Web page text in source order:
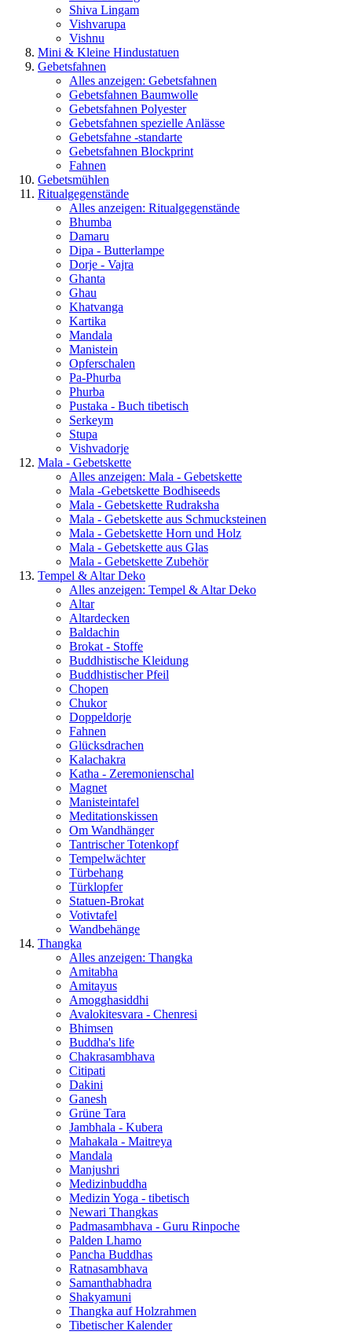
Shiva Lingam
Vishvarupa
Vishnu
Mini & Kleine Hindustatuen
Gebetsfahnen
Alles anzeigen: Gebetsfahnen
Gebetsfahnen Baumwolle
Gebetsfahnen Polyester
Gebetsfahnen spezielle Anlässe
Gebetsfahne -standarte
Gebetsfahnen Blockprint
Fahnen
Gebetsmühlen
Ritualgegenstände
Alles anzeigen: Ritualgegenstände
Bhumba
Damaru
Dipa - Butterlampe
Dorje - Vajra
Ghanta
Ghau
Khatvanga
Kartika
Mandala
Manistein
Opferschalen
Pa-Phurba
Phurba
Pustaka - Buch tibetisch
Serkeym
Stupa
Vishvadorje
Mala - Gebetskette
Alles anzeigen: Mala - Gebetskette
Mala -Gebetskette Bodhiseeds
Mala - Gebetskette Rudraksha
Mala - Gebetskette aus Schmucksteinen
Mala - Gebetskette Horn und Holz
Mala - Gebetskette aus Glas
Mala - Gebetskette Zubehör
Tempel & Altar Deko
Alles anzeigen: Tempel & Altar Deko
Altar
Altardecken
Baldachin
Brokat - Stoffe
Buddhistische Kleidung
Buddhistischer Pfeil
Chopen
Chukor
Doppeldorje
Fahnen
Glücksdrachen
Kalachakra
Katha - Zeremonienschal
Magnet
Manisteintafel
Meditationskissen
Om Wandhänger
Tantrischer Totenkopf
Tempelwächter
Türbehang
Türklopfer
Statuen-Brokat
Votivtafel
Wandbehänge
Thangka
Alles anzeigen: Thangka
Amitabha
Amitayus
Amogghasiddhi
Avalokitesvara - Chenresi
Bhimsen
Buddha's life
Chakrasambhava
Citipati
Dakini
Ganesh
Grüne Tara
Jambhala - Kubera
Mahakala - Maitreya
Mandala
Manjushri
Medizinbuddha
Medizin Yoga - tibetisch
Newari Thangkas
Padmasambhava - Guru Rinpoche
Palden Lhamo
Pancha Buddhas
Ratnasambhava
Samanthabhadra
Shakyamuni
Thangka auf Holzrahmen
Tibetischer Kalender